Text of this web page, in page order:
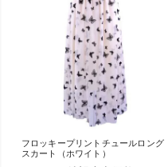
フロッキープリントチュールロング
スカート（ホワイト）